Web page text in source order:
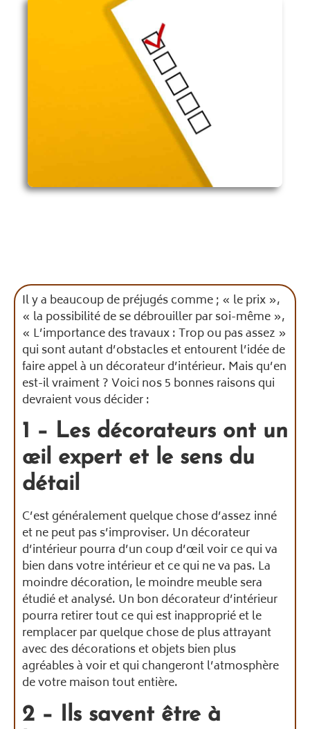
Il y a beaucoup de préjugés comme ; « le prix »,
« la possibilité de se débrouiller par soi-même »,
« L’importance des travaux : Trop ou pas assez »
qui sont autant d’obstacles et entourent l’idée de
faire appel à un décorateur d’intérieur. Mais qu’en
est-il vraiment ? Voici nos 5 bonnes raisons qui
devraient vous décider :
1 – Les décorateurs ont un
œil expert et le sens du
détail
C’est généralement quelque chose d’assez inné
et ne peut pas s’improviser. Un décorateur
d’intérieur pourra d’un coup d’œil voir ce qui va
bien dans votre intérieur et ce qui ne va pas. La
moindre décoration, le moindre meuble sera
étudié et analysé. Un bon décorateur d’intérieur
pourra retirer tout ce qui est inapproprié et le
remplacer par quelque chose de plus attrayant
avec des décorations et objets bien plus
agréables à voir et qui changeront l’atmosphère
de votre maison tout entière.
2 – Ils savent être à